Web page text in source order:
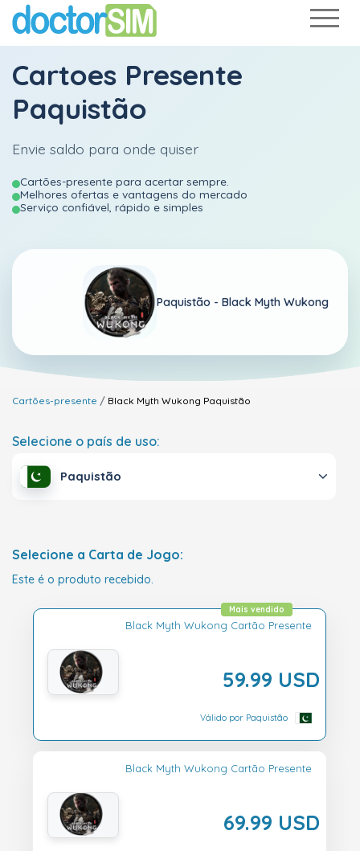
Cartoes Presente
Paquistão
Envie saldo para onde quiser
Cartões-presente para acertar sempre.
Melhores ofertas e vantagens do mercado
Serviço confiável, rápido e simples
Paquistão - Black Myth Wukong
Cartões-presente Black Myth Wukong Paquistão
Selecione o país de uso:
Paquistão
Selecione a Carta de Jogo:
Este é o produto recebido.
Black Myth Wukong Cartão Presente
59.99 USD
Mais vendido
Válido por Paquistão
Black Myth Wukong Cartão Presente
69.99 USD